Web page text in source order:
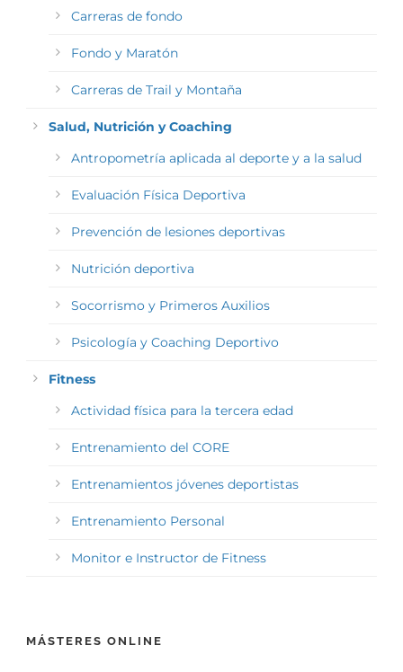
Carreras de fondo
Fondo y Maratón
Carreras de Trail y Montaña
Salud, Nutrición y Coaching
Antropometría aplicada al deporte y a la salud
Evaluación Física Deportiva
Prevención de lesiones deportivas
Nutrición deportiva
Socorrismo y Primeros Auxilios
Psicología y Coaching Deportivo
Fitness
Actividad física para la tercera edad
Entrenamiento del CORE
Entrenamientos jóvenes deportistas
Entrenamiento Personal
Monitor e Instructor de Fitness
MÁSTERES ONLINE